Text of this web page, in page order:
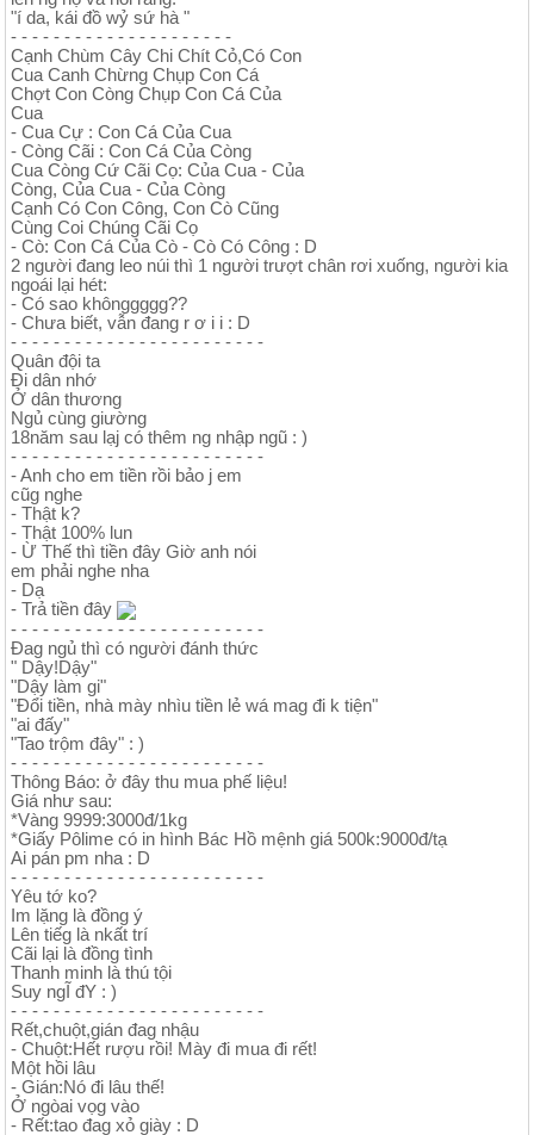
"í da, kái đồ wỷ sứ hà "
- - - - - - - - - - - - - - - - - - - - -
Cạnh Chùm Cây Chi Chít Cỏ,Có Con
Cua Canh Chừng Chụp Con Cá
Chợt Con Còng Chụp Con Cá Của
Cua
- Cua Cự : Con Cá Của Cua
- Còng Cãi : Con Cá Của Còng
Cua Còng Cứ Cãi Cọ: Của Cua - Của
Còng, Của Cua - Của Còng
Cạnh Có Con Công, Con Cò Cũng
Cùng Coi Chúng Cãi Cọ
- Cò: Con Cá Của Cò - Cò Có Công : D
2 người đang leo núi thì 1 người trượt chân rơi xuống, người kia
ngoái lại hét:
- Có sao khônggggg??
- Chưa biết, vẫn đang r ơ i i : D
- - - - - - - - - - - - - - - - - - - - - - - -
Quân đội ta
Đi dân nhớ
Ở dân thương
Ngủ cùng giường
18năm sau lạj có thêm ng nhập ngũ : )
- - - - - - - - - - - - - - - - - - - - - - - -
- Anh cho em tiền rồi bảo j em
cũg nghe
- Thật k?
- Thật 100% lun
- Ừ Thế thì tiền đây Giờ anh nói
em phải nghe nha
- Dạ
- Trả tiền đây
- - - - - - - - - - - - - - - - - - - - - - - -
Đag ngủ thì có người đánh thức
" Dậy!Dậy"
"Dậy làm gi"
"Đổi tiền, nhà mày nhìu tiền lẻ wá mag đi k tiện"
"ai đấy"
"Tao trộm đây" : )
- - - - - - - - - - - - - - - - - - - - - - - -
Thông Báo: ở đây thu mua phế liệu!
Giá như sau:
*Vàng 9999:3000đ/1kg
*Giấy Pôlime có in hình Bác Hồ mệnh giá 500k:9000đ/tạ
Ai pán pm nha : D
- - - - - - - - - - - - - - - - - - - - - - - -
Yêu tớ ko?
Im lặng là đồng ý
Lên tiếg là nkất trí
Cãi lại là đồng tình
Thanh minh là thú tội
Suy ngĨ đY : )
- - - - - - - - - - - - - - - - - - - - - - - -
Rết,chuột,gián đag nhậu
- Chuột:Hết rượu rồi! Mày đi mua đi rết!
Một hồi lâu
- Gián:Nó đi lâu thế!
Ở ngòai vọg vào
- Rết:tao đag xỏ giày : D